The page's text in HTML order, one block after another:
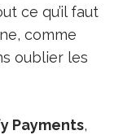
ce qu’il faut
comme
oublier les
Payments,